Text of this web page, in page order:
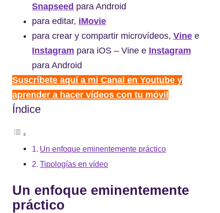
Snapseed para Android
para editar, iMovie
para crear y compartir microvídeos, Vine e
Instagram para iOS – Vine e Instagram
para Android
Suscríbete aquí a mi Canal en Youtube y
aprender a hacer vídeos con tu móvil
Índice
Un enfoque eminentemente práctico
Tipologías en vídeo
Un enfoque eminentemente
práctico